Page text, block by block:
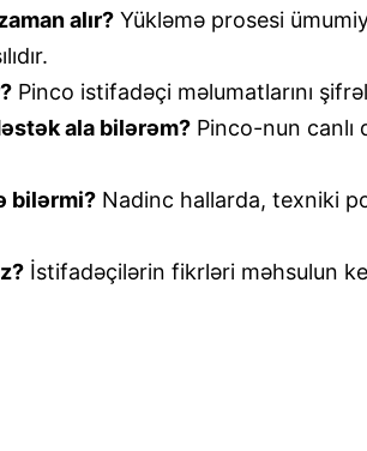
alır? Yükləmə prosesi
Pinco istifadəçi məlumatlarını
ala bilərəm? Pinco-nun
bilərmi? Nadinc hallarda, texniki
İstifadəçilərin fikrləri məhsulun